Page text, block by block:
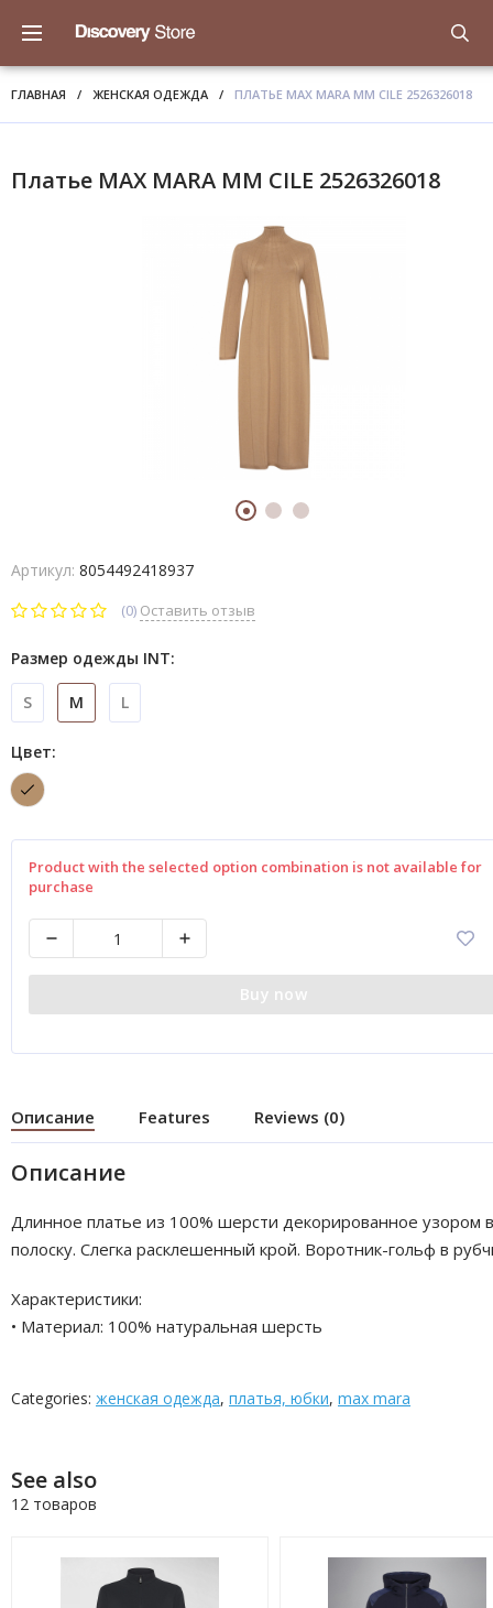
ГЛАВНАЯ / ЖЕНСКАЯ ОДЕЖДА / ПЛАТЬЕ MAX MARA MM CILE 2526326018
Платье MAX MARA MM CILE 2526326018
Артикул: 8054492418937
(0) Оставить отзыв
Размер одежды INT:
S M L
Цвет:
Product with the selected option combination is not available for
purchase
Buy now
Описание Features Reviews (0)
Описание
Длинное платье из 100% шерсти декорированное узором в
полоску. Слегка расклешенный крой. Воротник-гольф в
Характеристики:
• Материал: 100% натуральная шерсть
Categories: женская одежда, платья, юбки, max mara
See also
12 товаров